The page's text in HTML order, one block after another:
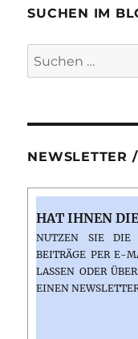
SUCHEN IM
Suchen
nach:
NEWSLETTER
HAT IHNEN
NUTZEN SIE DIE
BEITRÄGE PER E-
ASSEN ODER
INEN